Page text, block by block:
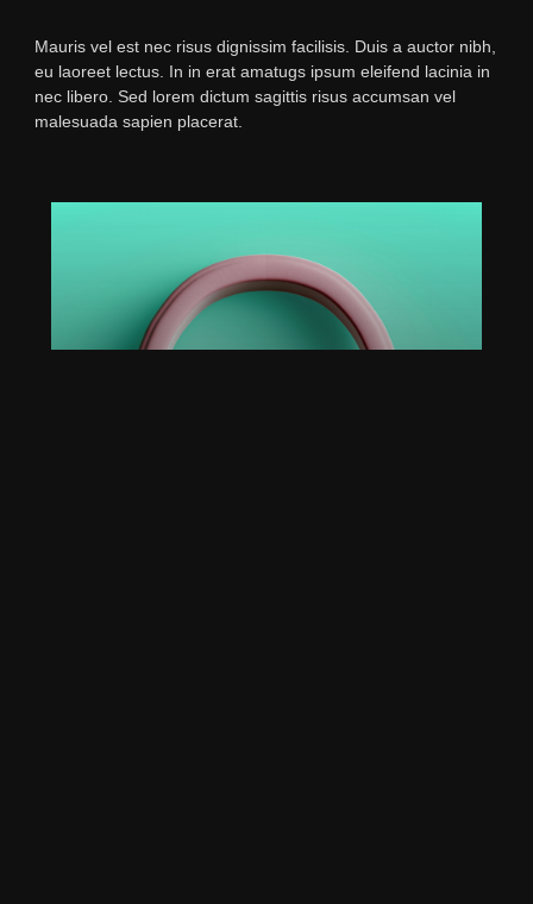
Mauris vel est nec risus dignissim facilisis. Duis a auctor nibh,
eu laoreet lectus. In in erat amatugs ipsum eleifend lacinia in
nec libero. Sed lorem dictum sagittis risus accumsan vel
malesuada sapien placerat.